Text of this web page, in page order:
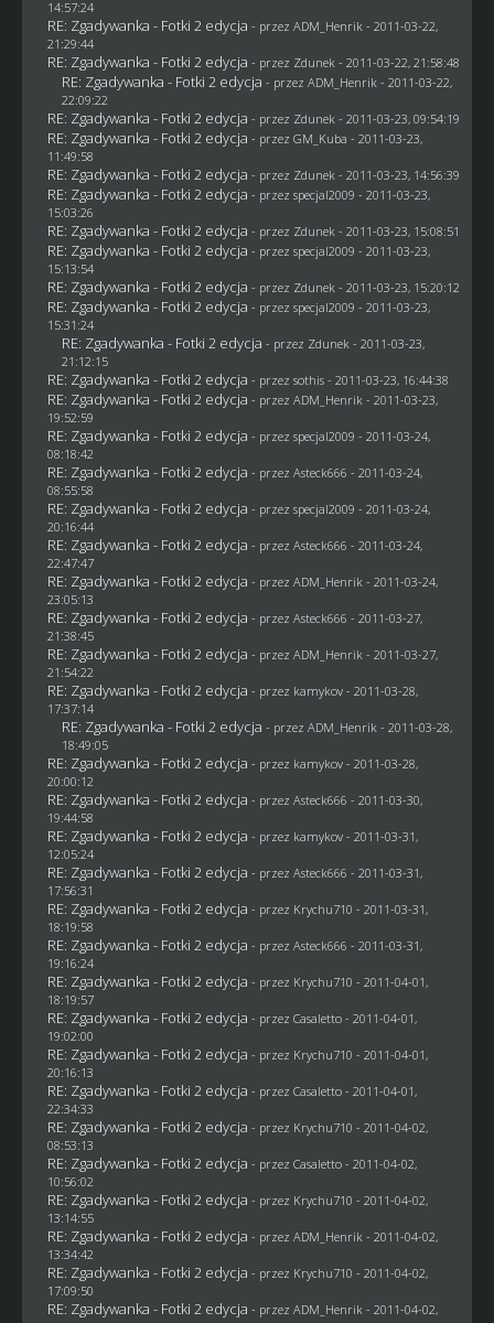
14:57:24
RE: Zgadywanka - Fotki 2 edycja - przez ADM_Henrik - 2011-03-22,
21:29:44
RE: Zgadywanka - Fotki 2 edycja - przez Zdunek - 2011-03-22, 21:58:48
RE: Zgadywanka - Fotki 2 edycja - przez ADM_Henrik - 2011-03-22,
22:09:22
RE: Zgadywanka - Fotki 2 edycja - przez Zdunek - 2011-03-23, 09:54:19
RE: Zgadywanka - Fotki 2 edycja - przez GM_Kuba - 2011-03-23,
11:49:58
RE: Zgadywanka - Fotki 2 edycja - przez Zdunek - 2011-03-23, 14:56:39
RE: Zgadywanka - Fotki 2 edycja - przez specjal2009 - 2011-03-23,
15:03:26
RE: Zgadywanka - Fotki 2 edycja - przez Zdunek - 2011-03-23, 15:08:51
RE: Zgadywanka - Fotki 2 edycja - przez specjal2009 - 2011-03-23,
15:13:54
RE: Zgadywanka - Fotki 2 edycja - przez Zdunek - 2011-03-23, 15:20:12
RE: Zgadywanka - Fotki 2 edycja - przez specjal2009 - 2011-03-23,
15:31:24
RE: Zgadywanka - Fotki 2 edycja - przez Zdunek - 2011-03-23,
21:12:15
RE: Zgadywanka - Fotki 2 edycja - przez sothis- 2011-03-23, 16:44:38
RE: Zgadywanka - Fotki 2 edycja - przez ADM_Henrik - 2011-03-23,
19:52:59
RE: Zgadywanka - Fotki 2 edycja - przez specjal2009 - 2011-03-24,
08:18:42
RE: Zgadywanka - Fotki 2 edycja - przez Asteck666 - 2011-03-24,
08:55:58
RE: Zgadywanka - Fotki 2 edycja - przez specjal2009 - 2011-03-24,
20:16:44
RE: Zgadywanka - Fotki 2 edycja - przez Asteck666 - 2011-03-24,
22:47:47
RE: Zgadywanka - Fotki 2 edycja - przez ADM_Henrik - 2011-03-24,
23:05:13
RE: Zgadywanka - Fotki 2 edycja - przez Asteck666 - 2011-03-27,
21:38:45
RE: Zgadywanka - Fotki 2 edycja - przez ADM_Henrik - 2011-03-27,
21:54:22
RE: Zgadywanka - Fotki 2 edycja - przez kamykov- 2011-03-28,
17:37:14
RE: Zgadywanka - Fotki 2 edycja - przez ADM_Henrik - 2011-03-28,
18:49:05
RE: Zgadywanka - Fotki 2 edycja - przez kamykov- 2011-03-28,
20:00:12
RE: Zgadywanka - Fotki 2 edycja - przez Asteck666 - 2011-03-30,
19:44:58
RE: Zgadywanka - Fotki 2 edycja - przez kamykov- 2011-03-31,
12:05:24
RE: Zgadywanka - Fotki 2 edycja - przez Asteck666 - 2011-03-31,
17:56:31
RE: Zgadywanka - Fotki 2 edycja - przez Krychu710 - 2011-03-31,
18:19:58
RE: Zgadywanka - Fotki 2 edycja - przez Asteck666 - 2011-03-31,
19:16:24
RE: Zgadywanka - Fotki 2 edycja - przez Krychu710 - 2011-04-01,
18:19:57
RE: Zgadywanka - Fotki 2 edycja - przez Casaletto- 2011-04-01,
19:02:00
RE: Zgadywanka - Fotki 2 edycja - przez Krychu710 - 2011-04-01,
20:16:13
RE: Zgadywanka - Fotki 2 edycja - przez Casaletto- 2011-04-01,
22:34:33
RE: Zgadywanka - Fotki 2 edycja - przez Krychu710 - 2011-04-02,
08:53:13
RE: Zgadywanka - Fotki 2 edycja - przez Casaletto- 2011-04-02,
10:56:02
RE: Zgadywanka - Fotki 2 edycja - przez Krychu710 - 2011-04-02,
13:14:55
RE: Zgadywanka - Fotki 2 edycja - przez ADM_Henrik - 2011-04-02,
13:34:42
RE: Zgadywanka - Fotki 2 edycja - przez Krychu710 - 2011-04-02,
17:09:50
RE: Zgadywanka - Fotki 2 edycja - przez ADM_Henrik - 2011-04-02,